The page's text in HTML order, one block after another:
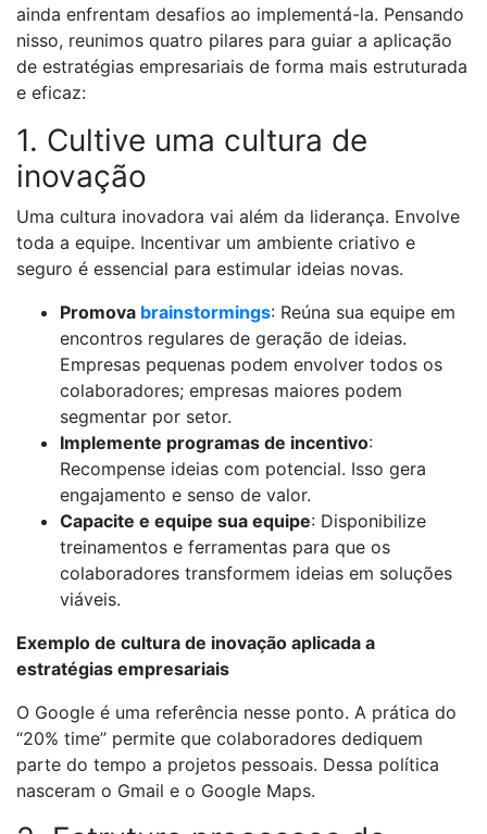
ainda enfrentam desafios ao implementá-la. Pensando
nisso, reunimos quatro pilares para guiar a aplicação
de estratégias empresariais de forma mais estruturada
e eficaz:
1. Cultive uma cultura de
inovação
Uma cultura inovadora vai além da liderança. Envolve
toda a equipe. Incentivar um ambiente criativo e
seguro é essencial para estimular ideias novas.
Promova brainstormings: Reúna sua equipe em
encontros regulares de geração de ideias.
Empresas pequenas podem envolver todos os
colaboradores; empresas maiores podem
segmentar por setor.
Implemente programas de incentivo:
Recompense ideias com potencial. Isso gera
engajamento e senso de valor.
Capacite e equipe sua equipe: Disponibilize
treinamentos e ferramentas para que os
colaboradores transformem ideias em soluções
viáveis.
Exemplo de cultura de inovação aplicada a
estratégias empresariais
O Google é uma referência nesse ponto. A prática do
“20% time” permite que colaboradores dediquem
parte do tempo a projetos pessoais. Dessa política
nasceram o Gmail e o Google Maps.